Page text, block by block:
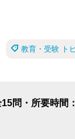
教育・受験 ト
問・所要時間